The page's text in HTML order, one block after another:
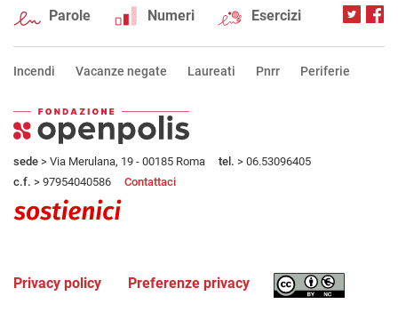
Parole Numeri Esercizi
Incendi Vacanze negate Laureati Pnrr Periferie
sede > Via Merulana, 19 - 00185 Roma tel. > 06.53096405
c.f. > 97954040586 Contattaci
Privacy policy Preferenze privacy